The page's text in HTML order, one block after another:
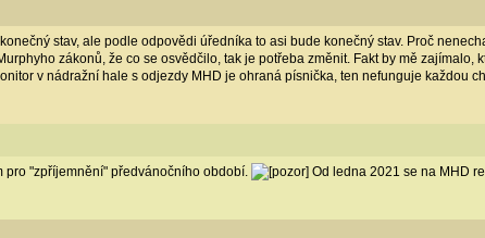
stav, ale podle odpovědi úředníka to asi bude konečný stav. Proč
zákonů, že co se osvědčilo, tak je potřeba změnit. Fakt by mě
v nádražní hale s odjezdy MHD je ohraná písnička, ten nefunguje každou
pro "zpříjemnění" předvánočního období. Od ledna 2021 se na MHD